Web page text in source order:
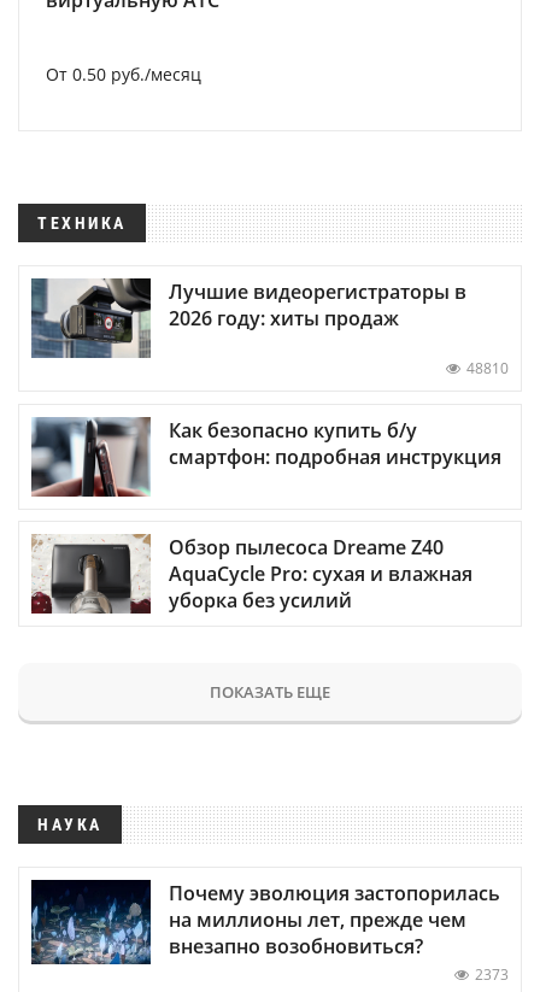
От 0.50 руб./месяц
ТЕХНИКА
Лучшие видеорегистраторы в
2026 году: хиты продаж
48810
Как безопасно купить б/у
смартфон: подробная инструкция
Обзор пылесоса Dreame Z40
AquaCycle Pro: сухая и влажная
уборка без усилий
ПОКАЗАТЬ ЕЩЕ
НАУКА
Почему эволюция застопорилась
на миллионы лет, прежде чем
внезапно возобновиться?
2373